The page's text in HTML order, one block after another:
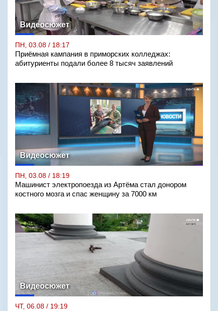
Видеосюжет
ПН, 03.08 / 18:17
Приёмная кампания в приморских колледжах:
абитуриенты подали более 8 тысяч заявлений
Видеосюжет
ПН, 03.08 / 18:19
Машинист электропоезда из Артёма стал донором
костного мозга и спас женщину за 7000 км
Видеосюжет
ЧТ, 06.08 / 19:19